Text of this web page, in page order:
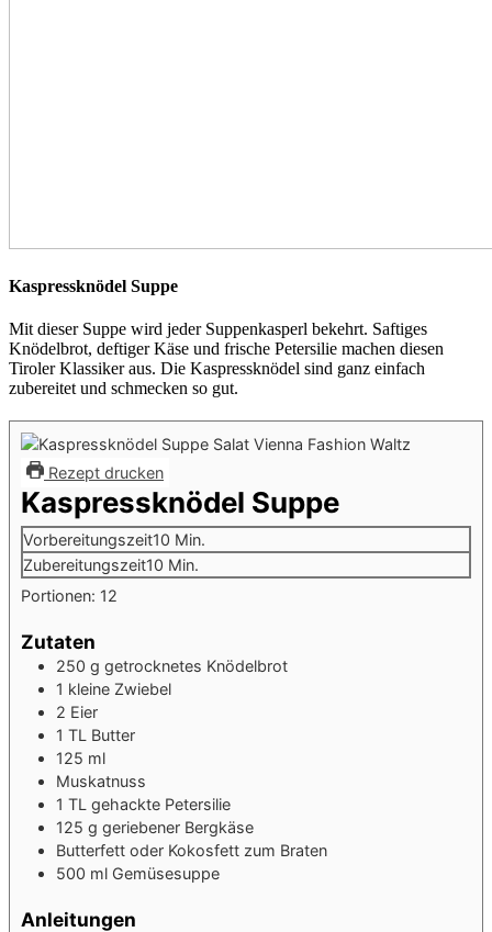
Kaspressknödel Suppe
Mit dieser Suppe wird jeder Suppenkasperl bekehrt. Saftiges
Knödelbrot, deftiger Käse und frische Petersilie machen diesen
Tiroler Klassiker aus. Die Kaspressknödel sind ganz einfach
zubereitet und schmecken so gut.
Rezept drucken
Kaspressknödel Suppe
Vorbereitungszeit10 Min.
Zubereitungszeit10 Min.
Portionen: 12
Zutaten
250 g getrocknetes Knödelbrot
1 kleine Zwiebel
2 Eier
1 TL Butter
125 ml
Muskatnuss
1 TL gehackte Petersilie
125 g geriebener Bergkäse
Butterfett oder Kokosfett zum Braten
500 ml Gemüsesuppe
Anleitungen